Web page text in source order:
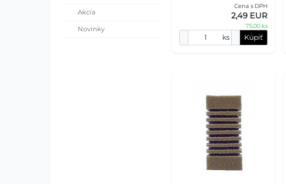
Akcia
Novinky
kámen rozděluje vzduch na
jemné, efektní bubli
Cena s DPH
2,49 EUR
75,00 ks
ks Kúpiť